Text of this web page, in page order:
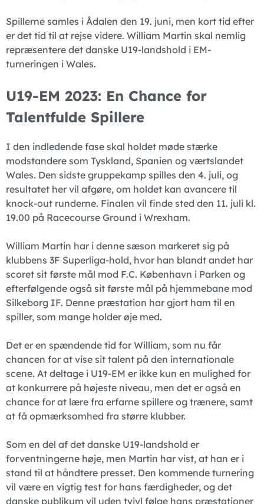
Spillerne samles i Ådalen den 19. juni, men kort tid efter
er det tid til at rejse videre. William Martin skal nemlig
repræsentere det danske U19-landshold i EM-
turneringen i Wales.
U19-EM 2023: En Chance for
Talentfulde Spillere
I den indledende fase skal holdet møde stærke
modstandere som Tyskland, Spanien og værtslandet
Wales. Den sidste gruppekamp spilles den 4. juli, og
resultatet her vil afgøre, om holdet kan avancere til
knock-out runderne. Finalen vil finde sted den 11. juli kl.
19.00 på Racecourse Ground i Wrexham.
William Martin har i denne sæson markeret sig på
klubbens 3F Superliga-hold, hvor han blandt andet har
scoret sit første mål mod F.C. København i Parken og
efterfølgende også sit første mål på hjemmebane mod
Silkeborg IF. Denne præstation har gjort ham til en
spiller, som mange holder øje med.
Det er en spændende tid for William, som nu får
chancen for at vise sit talent på den internationale
scene. At deltage i U19-EM er ikke kun en mulighed for
at konkurrere på højeste niveau, men det er også en
chance for at lære fra erfarne spillere og trænere, samt
at få opmærksomhed fra større klubber.
Som en del af det danske U19-landshold er
forventningerne høje, men Martin har vist, at han er i
stand til at håndtere presset. Den kommende turnering
vil være en vigtig test for hans færdigheder, og det
danske publikum vil uden tvivl følge hans præstationer